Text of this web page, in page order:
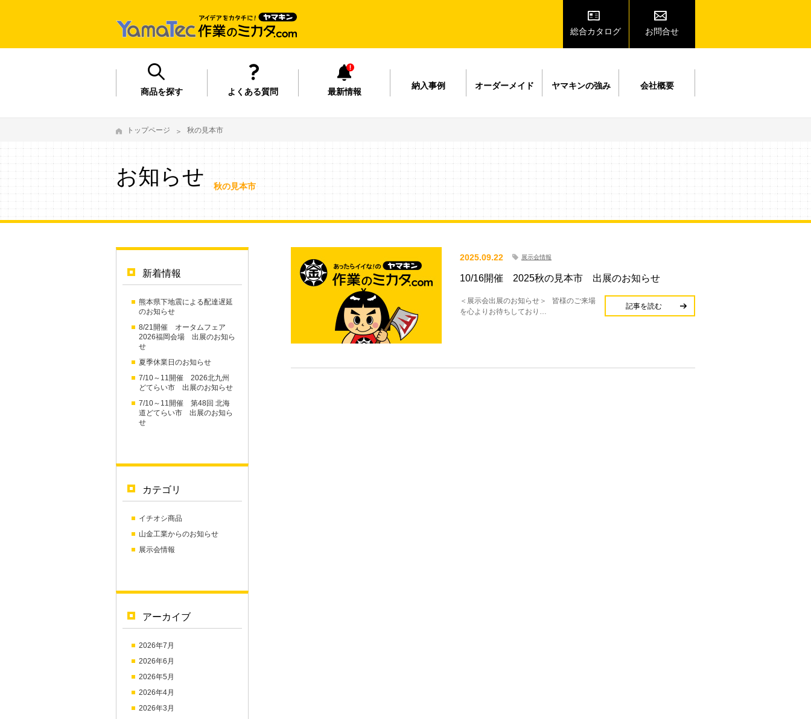
総合カタログ お問合せ
商品を探す よくある質問 最新情報
納入事例 オーダーメイド ヤマキンの強み 会社概要
トップページ 秋の見本市
お知らせ 秋の見本市
新着情報
熊本県下地震による配達遅延
のお知らせ
8/21開催 オータムフェア
2026福岡会場 出展のお知ら
せ
夏季休業日のお知らせ
7/10～11開催 2026北九州
どてらい市 出展のお知らせ
7/10～11開催 第48回 北海
道どてらい市 出展のお知ら
せ
カテゴリ
イチオシ商品
山金工業からのお知らせ
展示会情報
アーカイブ
2026年7月
2026年6月
2026年5月
2026年4月
2026年3月
2025.09.22 展示会情報
10/16開催 2025秋の見本市 出展のお知らせ
＜展示会出展のお知らせ＞ 皆様のご来場
を心よりお待ちしており…
記事を読む